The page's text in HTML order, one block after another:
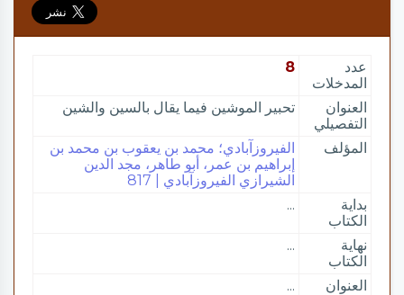
عدد
المدخلات
8
العنوان
التفصيلي
تحبير الموشين فيما يقال بالسين والشين
المؤلف
الفيروزآبادي؛ محمد بن يعقوب بن محمد بن
إبراهيم بن عمر، أبو طاهر، مجد الدين
الشيرازي الفيروزآبادي | 817
بداية
الكتاب
...
نهاية
الكتاب
...
العنوان
...